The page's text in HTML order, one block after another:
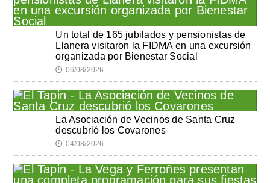
Un total de 165 jubilados y pensionistas de
Llanera visitaron la FIDMA en una excursión
organizada por Bienestar Social
🕔 06/08/2026
La Asociación de Vecinos de Santa Cruz
descubrió los Covarones
🕔 04/08/2026